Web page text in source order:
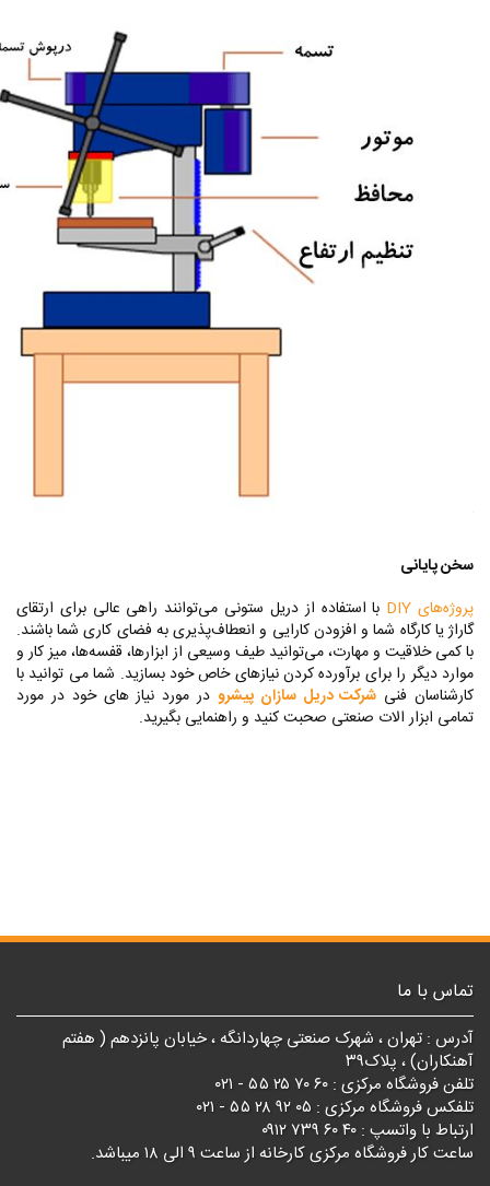
سخن پایانی
پروژه‌های DIY با استفاده از دریل ستونی می‌توانند راهی عالی برای ارتقای
گاراژ یا کارگاه شما و افزودن کارایی و انعطاف‌پذیری به فضای کاری شما باشند.
با کمی خلاقیت و مهارت، می‌توانید طیف وسیعی از ابزارها، قفسه‌ها، میز کار و
موارد دیگر را برای برآورده کردن نیازهای خاص خود بسازید. شما می توانید با
کارشناسان فنی شرکت دریل سازان پیشرو در مورد نیاز های خود در مورد
تمامی ابزار الات صنعتی صحبت کنید و راهنمایی بگیرید.
تماس با ما
آدرس : تهران ، شهرک صنعتی چهاردانگه ، خیابان پانزدهم ( هفتم
آهنکاران) ، پلاک۳۹
تلفن فروشگاه مرکزی : ۶۰ ۷۰ ۲۵ ۵۵ - ۰۲۱
تلفکس فروشگاه مرکزی : ۰۵ ۹۲ ۲۸ ۵۵ - ۰۲۱
ارتباط با واتسپ : ۴۰ ۶۰ ۷۳۹ ۰۹۱۲
ساعت کار فروشگاه مرکزی کارخانه از ساعت ۹ الی ۱۸ میباشد.